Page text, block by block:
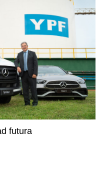
futura